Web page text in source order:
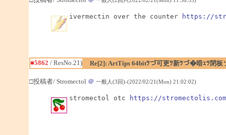
ivermectin over the counter https://
■5862 / ResNo.21) Re[2]: ArtTips 64bitﾂづ可更ﾂ新ﾂづ�暗ｪﾂ閉
□投稿者/ Stromectol ＠ 一般人(3回)-(2022/02/21(Mon) 21:02:02)
stromectol otc https://